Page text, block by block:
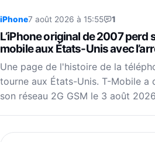
iPhone7 août 2026 à 15:55 1
L’iPhone original de 2007 perd
mobile aux États-Unis avec
Une page de l'histoire de la
tourne aux États-Unis. T-Mobile a
son réseau 2G GSM le 3 août